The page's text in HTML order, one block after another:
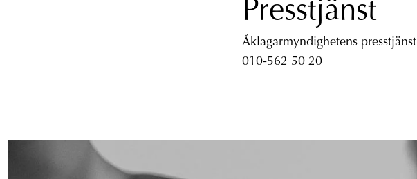
Presstjänst
Åklagarmyndighetens presstjänst
010-562 50 20